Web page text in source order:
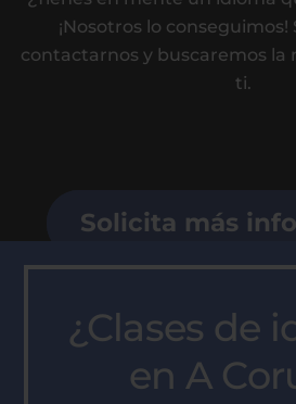
¡Nosotros lo conseguimos!
contactarnos y buscaremos la
ti.
Solicita más
¿Clases de
en A